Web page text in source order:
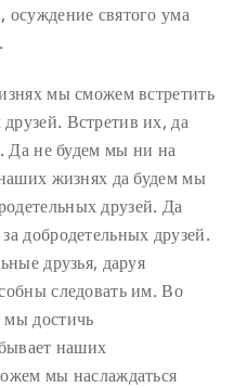
осуждение святого ума
мы сможем встретить
Встретив их, да
Да не будем мы ни на
жизнях да будем мы
друзей. Да
добродетельных друзей.
друзья, даруя
следовать им. Во
достичь
наших
мы наслаждаться